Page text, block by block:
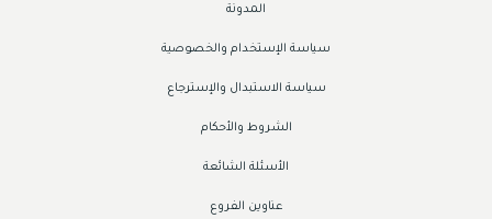
المدونة
سياسة الإستخدام والخصوصية
سياسة الاستبدال والإسترجاع
الشروط والأحكام
الأسئلة الشائعة
عناوين الفروع